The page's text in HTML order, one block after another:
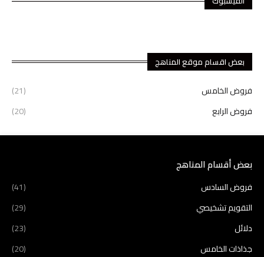
بعض اقسام موقع المناهج
فروض الخامس
(21)
فروض الرابع
(20)
بعض أقسام المناهج
فروض السادس
(41)
التقويم تشخيصي
(29)
دلائل
(23)
جذاذات الخامس
(20)